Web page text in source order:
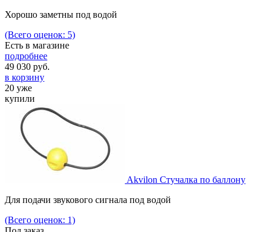
Хорошо заметны под водой
(Всего оценок: 5)
Есть в магазине
подробнее
49 030 руб.
в корзину
20 уже
купили
Akvilon Стучалка по баллону
Для подачи звукового сигнала под водой
(Всего оценок: 1)